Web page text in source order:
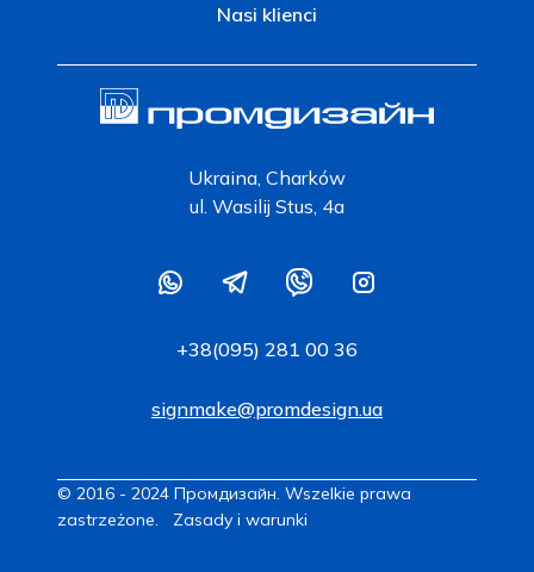
Nasi klienci
Ukraina, Charków
ul. Wasilij Stus, 4a
+38(095) 281 00 36
signmake@promdesign.ua
© 2016 - 2024 Промдизайн. Wszelkie prawa
zastrzeżone. Zasady i warunki